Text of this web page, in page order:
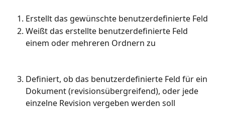
Erstellt das gewünschte benutzerdefinierte Feld
Weißt das erstellte benutzerdefinierte Feld
einem oder mehreren Ordnern zu
Definiert, ob das benutzerdefinierte Feld für ein
Dokument (revisionsübergreifend), oder jede
einzelne Revision vergeben werden soll